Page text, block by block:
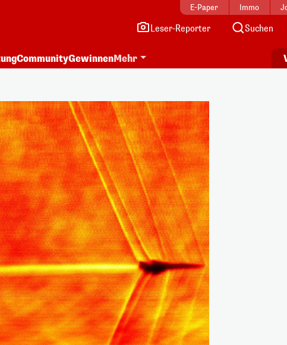
E-Paper Immo
Leser-Reporter Suchen
CommunityGewinnenMehr